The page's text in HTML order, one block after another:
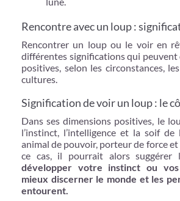
Rencontre avec un loup :
Rencontrer un loup ou le voir en
différentes significations qui peuvent
positives, selon les circonstances,
cultures.
Signification de voir un loup : le
Dans ses dimensions positives, le
l’instinct, l’intelligence et la soif
animal de pouvoir, porteur de force et
ce cas, il pourrait alors suggérer
développer votre instinct ou
mieux discerner le monde et les
entourent.